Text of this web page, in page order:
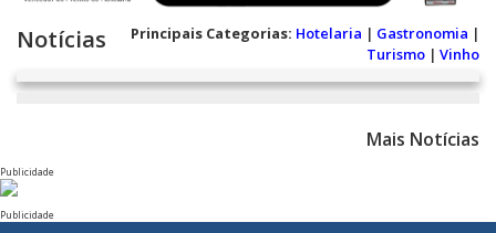
Notícias Principais Categorias: Hotelaria | Gastronomia |
Turismo | Vinho
Mais Notícias
Publicidade
Publicidade